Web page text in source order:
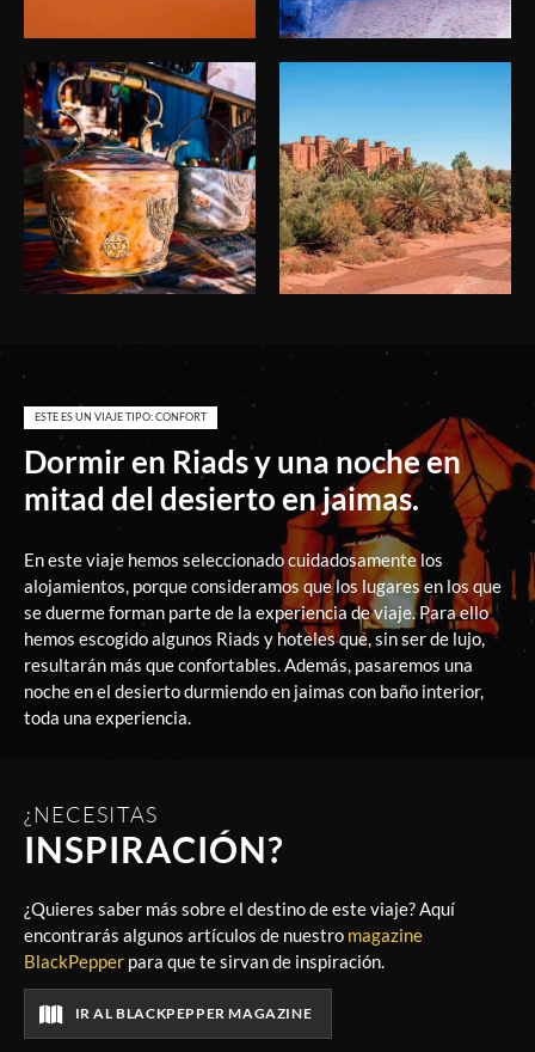
ESTE ES UN VIAJE TIPO: CONFORT
Dormir en Riads y una noche en
mitad del desierto en jaimas.
En este viaje hemos seleccionado cuidadosamente los
alojamientos, porque consideramos que los lugares en los que
se duerme forman parte de la experiencia de viaje. Para ello
hemos escogido algunos Riads y hoteles que, sin ser de lujo,
resultarán más que confortables. Además, pasaremos una
noche en el desierto durmiendo en jaimas con baño interior,
toda una experiencia.
¿NECESITAS
INSPIRACIÓN?
¿Quieres saber más sobre el destino de este viaje? Aquí
encontrarás algunos artículos de nuestro magazine
BlackPepper para que te sirvan de inspiración.
IR AL BLACKPEPPER MAGAZINE